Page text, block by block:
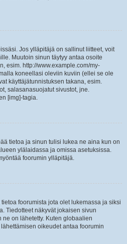
Jos ylläpitäjä on sallinut liitteet, voit
Muutoin sinun täytyy antaa osoite
esim. http://www.example.com/my-
koneellasi oleviin kuviin (ellei se ole
käyttäjätunnistuksen takana, esim.
salasanasuojatut sivustot, jne.
[img]-tagia.
tietoa ja sinun tulisi lukea ne aina kun on
ylälaidassa ja omissa asetuksissa.
foorumin ylläpitäjä.
foorumista jota olet lukemassa ja siksi
Tiedotteet näkyvät jokaisen sivun
on lähetetty. Kuten globaalien
oikeudet antaa foorumin